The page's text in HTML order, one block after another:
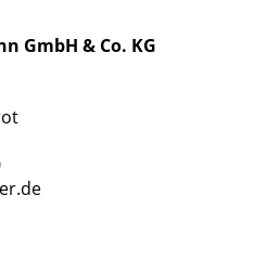
GmbH & Co. KG